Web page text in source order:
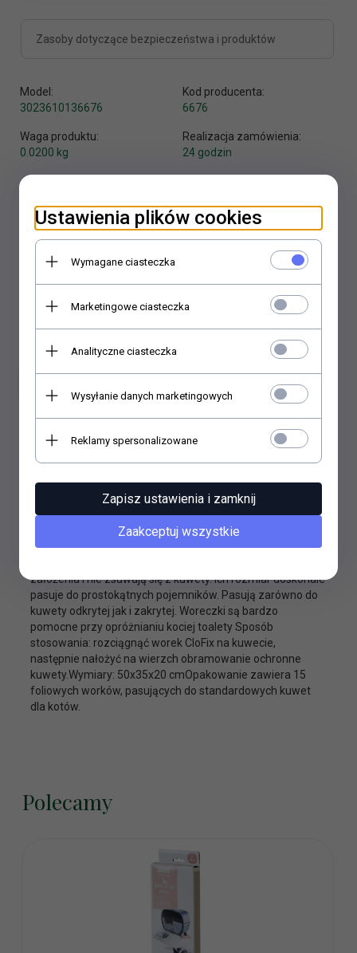
Zasoby dotyczące bezpieczeństwa i produktów
Model:
3023610136676
Kod producenta:
6676
Waga produktu:
0.0200 kg
Realizacja zamówienia:
24 godzin
KUP TERAZ!
OPIS PRODUKTU
Jednorazowe worki do kuwety to łatwy i szybki sposób na
utrzymanie kociej toalety w czystości.Worki do kuwety
założenia i nie zsuwają się z kuwety. Ich rozmiar doskonale
pasuje do prostokątnych pojemników. Pasują zarówno do
kuwety odkrytej jak i zakrytej. Woreczki są bardzo
pomocne przy opróżnianiu kociej toalety Sposób
stosowania: rozciągnąć worek CloFix na kuwecie,
następnie nałożyć na wierzch obramowanie ochronne
kuwety.Wymiary: 50x35x20 cmOpakowanie zawiera 15
foliowych worków, pasujących do standardowych kuwet
dla kotów.
Polecamy
Ustawienia plików cookies
Wymagane ciasteczka
Marketingowe ciasteczka
Analityczne ciasteczka
Wysyłanie danych marketingowych
Reklamy spersonalizowane
Zapisz ustawienia i zamknij
Zaakceptuj wszystkie